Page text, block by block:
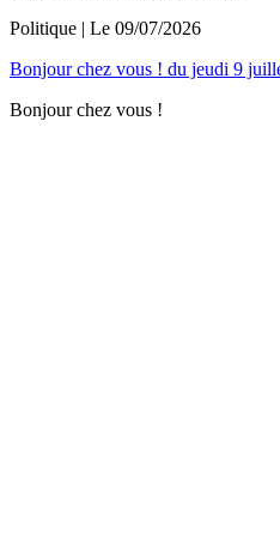
Politique | Le 09/07/2026
Bonjour chez vous ! du jeudi 9
Bonjour chez vous !